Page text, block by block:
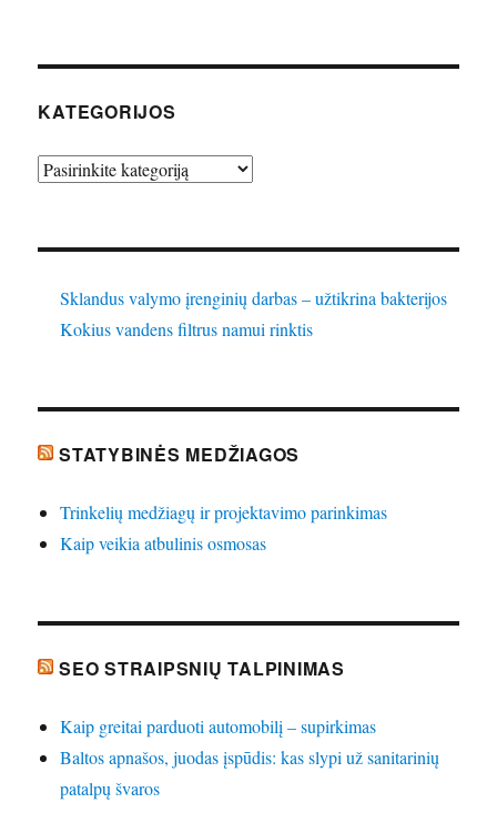
KATEGORIJOS
Kategorijos
Sklandus valymo įrenginių darbas – užtikrina bakterijos
Kokius vandens filtrus namui rinktis
STATYBINĖS MEDŽIAGOS
Trinkelių medžiagų ir projektavimo parinkimas
Kaip veikia atbulinis osmosas
SEO STRAIPSNIŲ TALPINIMAS
Kaip greitai parduoti automobilį – supirkimas
Baltos apnašos, juodas įspūdis: kas slypi už sanitarinių
patalpų švaros